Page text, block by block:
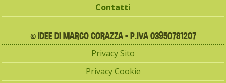
Contatti
© IDEE DI MARCO CORAZZA - P.IVA 03950781207
Privacy Sito
Privacy Cookie